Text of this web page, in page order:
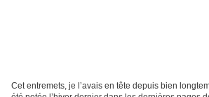
Cet entremets, je l’avais en tête depuis bien